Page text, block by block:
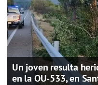
Un joven resulta
en la OU-533, en